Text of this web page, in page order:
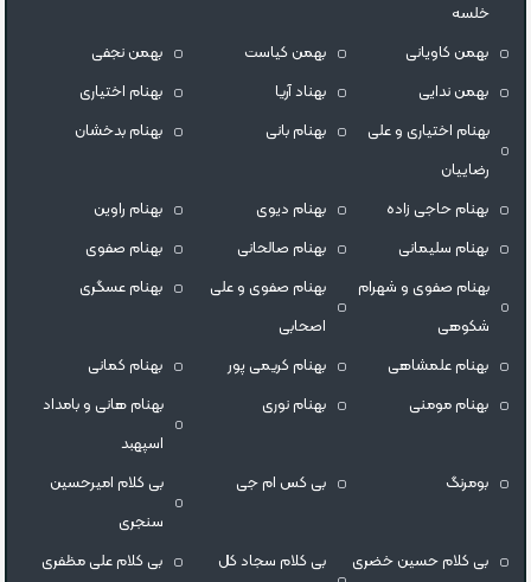
خلسه
بهمن کاویانی بهمن کیاست
بهمن نجفی
بهمن ندایی
بهناد آریا
بهنام اختیاری
بهنام اختیاری و علی
رضاییان
بهنام بانی بهنام بدخشان
بهنام حاجی زاده بهنام دیوی
بهنام راوین
بهنام سلیمانی
بهنام صالحانی
بهنام صفوی
بهنام صفوی و شهرام
شکوهی
بهنام صفوی و علی
اصحابی
بهنام عسگری
بهنام علمشاهی بهنام کریمی پور
بهنام کمانی
بهنام مومنی
بهنام نوری
بهنام هانی و بامداد
اسپهبد
بومرنگ
بی کس ام جی
بی کلام امیرحسین
سنجری
بی کلام حسین خضری
بی کلام سجاد کل
بی کلام علی مظفری